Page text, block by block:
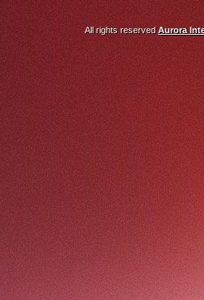
All rights reservedAurora